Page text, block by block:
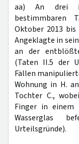
aa) An drei
bestimmbaren
Oktober 2013
Angeklagte in
an der
(Taten II.5 der
Fällen
Wohnung in H.
Tochter C.,
Finger in einem
Wasserglas
Urteilsgründe).